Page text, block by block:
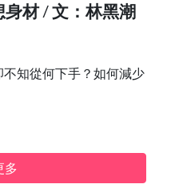
材 / 文：林黑潮
知從何下手？如何減少
多